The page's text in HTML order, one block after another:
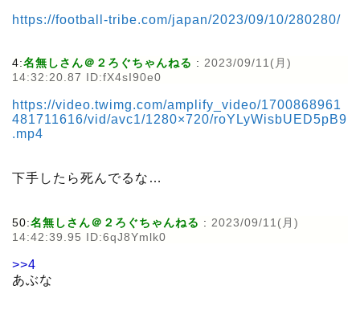
https://football-tribe.com/japan/2023/09/10/280280/
4:名無しさん＠２ろぐちゃんねる : 2023/09/11(月)
14:32:20.87 ID:fX4sI90e0
https://video.twimg.com/amplify_video/1700868961
481711616/vid/avc1/1280×720/roYLyWisbUED5pB9
.mp4
下手したら死んでるな…
50:名無しさん＠２ろぐちゃんねる : 2023/09/11(月)
14:42:39.95 ID:6qJ8Ymlk0
>>4
あぶな